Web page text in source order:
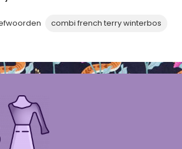
combi french terry winterbos